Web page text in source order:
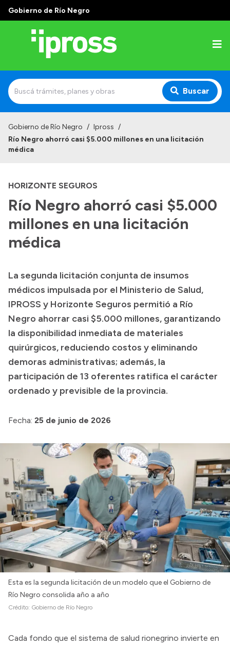
Gobierno de Río Negro
Buscar
Institucional
Autoridades
Delegaciones
Consultorios Propios
Presentación CV
Transparencia
Inversión en Salud
Licitaciones
Consulta de expedientes
Gobierno de Río Negro / Ipross /
Río Negro ahorró casi $5.000 millones en una licitación
médica
HORIZONTE SEGUROS
Río Negro ahorró casi $5.000
millones en una licitación
médica
La segunda licitación conjunta de insumos
médicos impulsada por el Ministerio de Salud,
IPROSS y Horizonte Seguros permitió a Río
Negro ahorrar casi $5.000 millones, garantizando
la disponibilidad inmediata de materiales
quirúrgicos, reduciendo costos y eliminando
demoras administrativas; además, la
participación de 13 oferentes ratifica el carácter
ordenado y previsible de la provincia.
Fecha: 25 de junio de 2026
Esta es la segunda licitación de un modelo que el Gobierno de
Río Negro consolida año a año
Crédito: Gobierno de Río Negro
Cada fondo que el sistema de salud rionegrino invierte en